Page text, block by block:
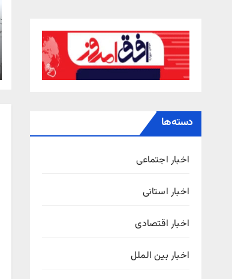
دسته‌ها
اخبار اجتماعی
اخبار استانی
اخبار اقتصادی
اخبار بین الملل